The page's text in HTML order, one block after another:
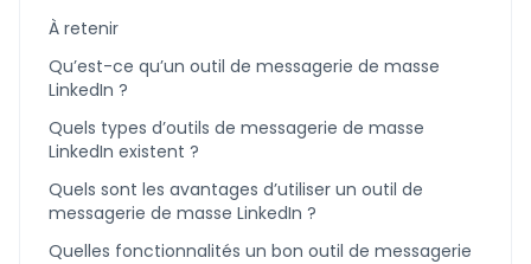
À retenir
Qu’est-ce qu’un outil de messagerie de masse
LinkedIn ?
Quels types d’outils de messagerie de masse
LinkedIn existent ?
Quels sont les avantages d’utiliser un outil de
messagerie de masse LinkedIn ?
Quelles fonctionnalités un bon outil de messagerie